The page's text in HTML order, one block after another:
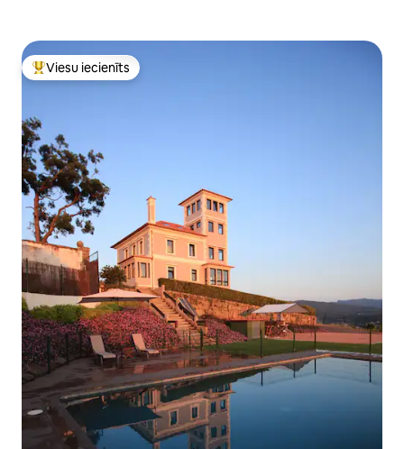
Populārs viesu iecienīts mājoklis
Viesu iecienīts